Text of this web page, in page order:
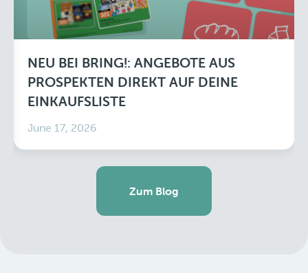
NEU BEI BRING!: ANGEBOTE AUS
PROSPEKTEN DIREKT AUF DEINE
EINKAUFSLISTE
June 17, 2026
Zum Blog